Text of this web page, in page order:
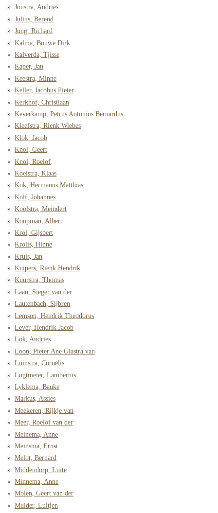
Joustra, Andries
Julius, Berend
Jung, Richard
Kalma, Bouwe Dirk
Kalverda, Tjisse
Kaper, Jan
Keestra, Minne
Keller, Jacobus Pieter
Kerkhof, Christiaan
Keverkamp, Petrus Antonius Bernardus
Kleefstra, Rienk Wiebes
Klok, Jacob
Knol, Geert
Knol, Roelof
Koelstra, Klaas
Kok, Hermanus Matthias
Kolf, Johannes
Koolstra, Meindert
Koopman, Albert
Krol, Gijsbert
Krolis, Hinne
Kruis, Jan
Kuipers, Rienk Hendrik
Kuurstra, Thomas
Laan, Sieger van der
Lautenbach, Sijbren
Lemson, Hendrik Theodorus
Lever, Hendrik Jacob
Lok, Andries
Loon, Pieter Ane Glastra van
Luinstra, Cornelis
Lugtmeier, Lambertus
Lyklema, Bauke
Markus, Assies
Meekeren, Rijkje van
Meer, Roelof van der
Meinema, Anne
Meinsma, Ernst
Melot, Bernard
Middendorp, Luite
Minnema, Anne
Molen, Geert van der
Mulder, Luitjen